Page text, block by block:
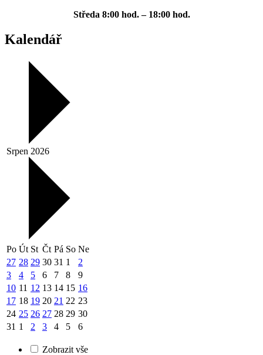
Středa 8:00 hod. – 18:00 hod.
Kalendář
Srpen 2026
Po Út St Čt Pá So Ne
27 28 29 30 31 1
2
3
4 5 6 7 8
9
10 11 12 13 14 15 16
17 18 19 20 21 22 23
24 25 26 27 28 29 30
31 1 2 3 4 5 6
Zobrazit vše